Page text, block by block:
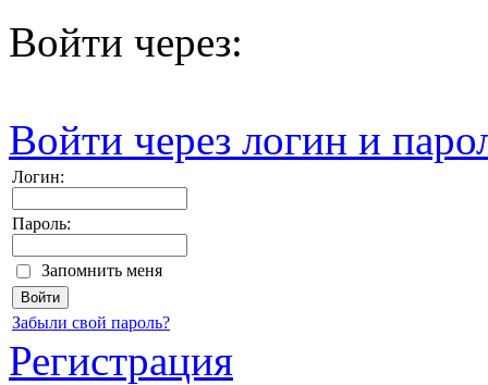
Войти через:
Войти через логин и
Логин:
Пароль:
Запомнить меня
Забыли свой пароль?
Регистрация